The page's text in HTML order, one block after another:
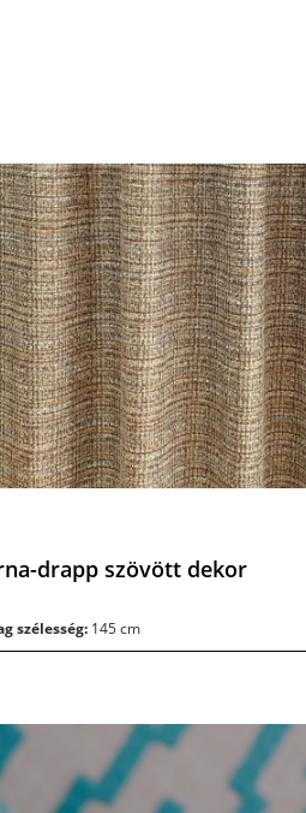
drapp szövött dekor
szélesség: 145 cm